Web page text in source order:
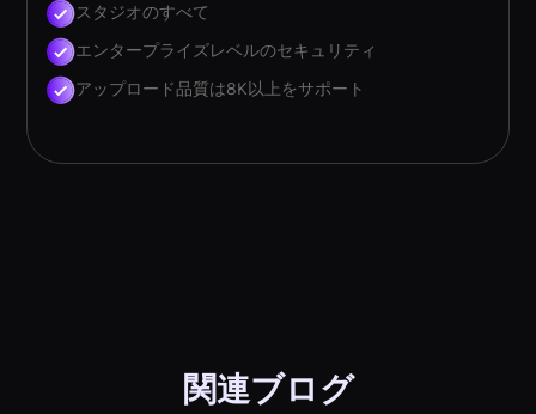
スタジオのすべて
エンタープライズレベルのセキュリティ
アップロード品質は8K以上をサポート
関連ブログ